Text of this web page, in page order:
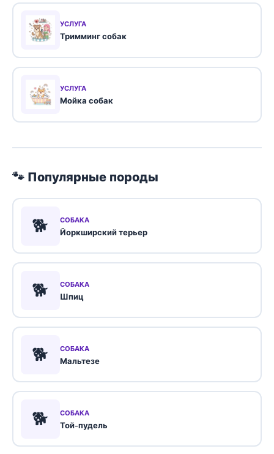
УСЛУГА
Тримминг собак
УСЛУГА
Мойка собак
🐾 Популярные породы
🐕 СОБАКА
Йоркширский терьер
🐕 СОБАКА
Шпиц
🐕 СОБАКА
Мальтезе
🐕 СОБАКА
Той-пудель